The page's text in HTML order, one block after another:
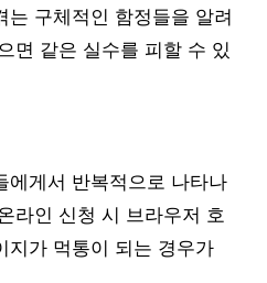
는 구체적인 함정들을 알려
면 같은 실수를 피할 수 있
에게서 반복적으로 나타나
라인 신청 시 브라우저 호
지가 먹통이 되는 경우가